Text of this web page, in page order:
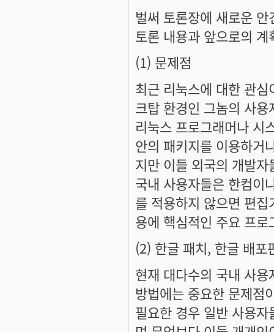
벌써 토론장에 새로운
토론 내용과 앞으로의
(1) 문제점
최근 리눅스에 대한 관
크탑 환경인 그놈의 사
리눅스 프로그래머나 시
안의 패키지를 이용하거
지만 이들 외국의 개발
국내 사용자들은 한컴이
를 적용하지 않으면 편
용에 핵심적인 주요 프
(2) 한글 패치, 한글 배포
현재 대다수의 국내 사
방법에는 중요한 문제
필요한 경우 일반 사용